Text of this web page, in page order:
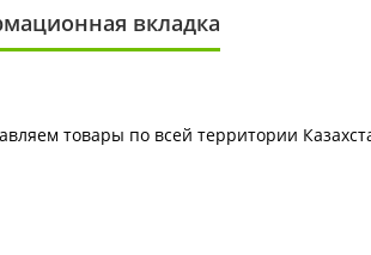
вкладка
товары по всей территории